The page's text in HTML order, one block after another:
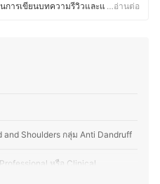
การเขียนบทความรีวิวและแปลคอน
ามัย ไม่ว่าจะเป็นแปรงสีฟันไฟฟ้า
ดยมักจะศึกษาส่วนผสมและคุณสมบัติ
ย จากประสบการณ์ที่ผ่านมาทำให้
พื่อช่วยให้ผู้อ่านตัดสินใจเลือกสินค้าที่
…อ่านต่อ
Shoulders กลุ่ม Anti Dandruff
หรือ Clinical